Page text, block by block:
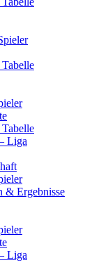
Liga
& Ergebnisse
Liga